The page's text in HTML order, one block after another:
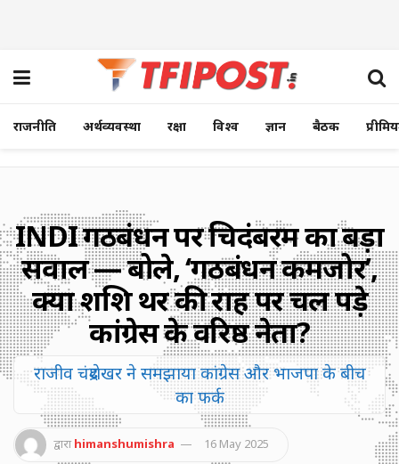
राजनीति अर्थव्यवस्था रक्षा विश्व ज्ञान बैठक
INDI गठबंधन पर चिदंबरम का बड़ा
सवाल — बोले, ‘गठबंधन कमजोर’,
क्या शशि थरूर की राह पर चल पड़े
कांग्रेस के वरिष्ठ नेता?
राजीव चंद्रशेखर ने समझाया कांग्रेस और भाजपा के बीच
का फर्क
द्वारा himanshumishra 16 May 2025